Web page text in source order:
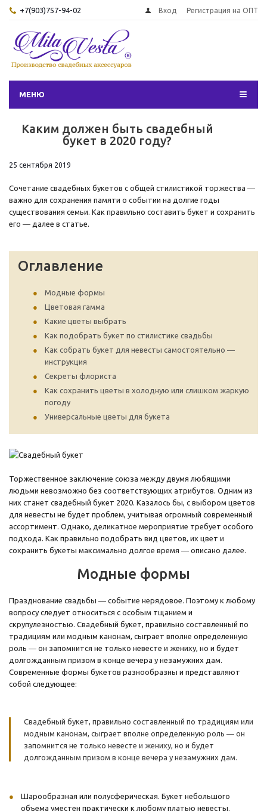
+7(903)757-94-02 Вход Регистрация на ОПТ
МЕНЮ
Каким должен быть свадебный
букет в 2020 году?
25 сентября 2019
Сочетание свадебных букетов с общей стилистикой торжества ―
важно для сохранения памяти о событии на долгие годы
существования семьи. Как правильно составить букет и сохранить
его ― далее в статье.
Оглавление
Модные формы
Цветовая гамма
Какие цветы выбрать
Как подобрать букет по стилистике свадьбы
Как собрать букет для невесты самостоятельно ―
инструкция
Секреты флориста
Как сохранить цветы в холодную или слишком жаркую
погоду
Универсальные цветы для букета
Торжественное заключение союза между двумя любящими
людьми невозможно без соответствующих атрибутов. Одним из
них станет свадебный букет 2020. Казалось бы, с выбором цветов
для невесты не будет проблем, учитывая огромный современный
ассортимент. Однако, деликатное мероприятие требует особого
подхода. Как правильно подобрать вид цветов, их цвет и
сохранить букеты максимально долгое время ― описано далее.
Модные формы
Празднование свадьбы ― событие нерядовое. Поэтому к любому
вопросу следует относиться с особым тщанием и
скрупулезностью. Свадебный букет, правильно составленный по
традициям или модным канонам, сыграет вполне определенную
роль ― он запомнится не только невесте и жениху, но и будет
долгожданным призом в конце вечера у незамужних дам.
Современные формы букетов разнообразны и представляют
собой следующее:
Свадебный букет, правильно составленный по традициям или
модным канонам, сыграет вполне определенную роль ― он
запомнится не только невесте и жениху, но и будет
долгожданным призом в конце вечера у незамужних дам.
Шарообразная или полусферическая. Букет небольшого
объема уместен практически к любому платью невесты.